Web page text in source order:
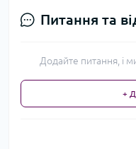
Питання та
Додайте питання, і
+